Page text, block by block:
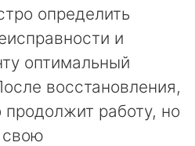
определить
и
оптимальный
восстановления,
продолжит работу, но
свою